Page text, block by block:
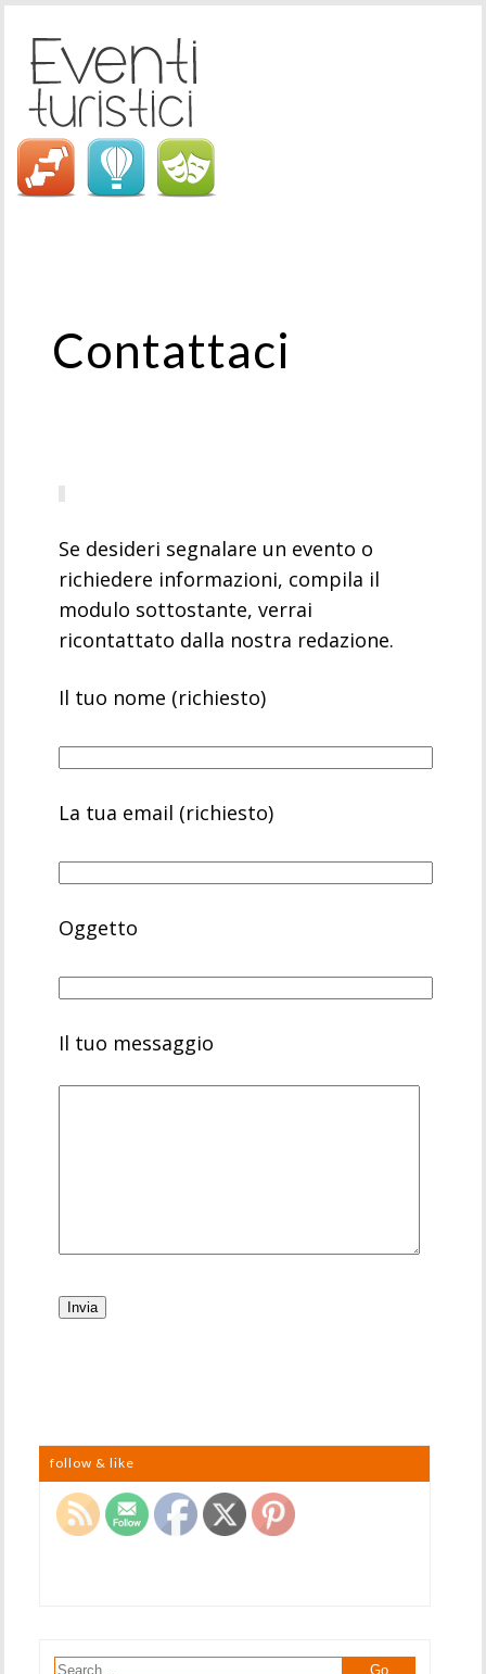
Contattaci
Se desideri segnalare un evento o
richiedere informazioni, compila il
modulo sottostante, verrai
ricontattato dalla nostra redazione.
Il tuo nome (richiesto)
La tua email (richiesto)
Oggetto
Il tuo messaggio
follow & like